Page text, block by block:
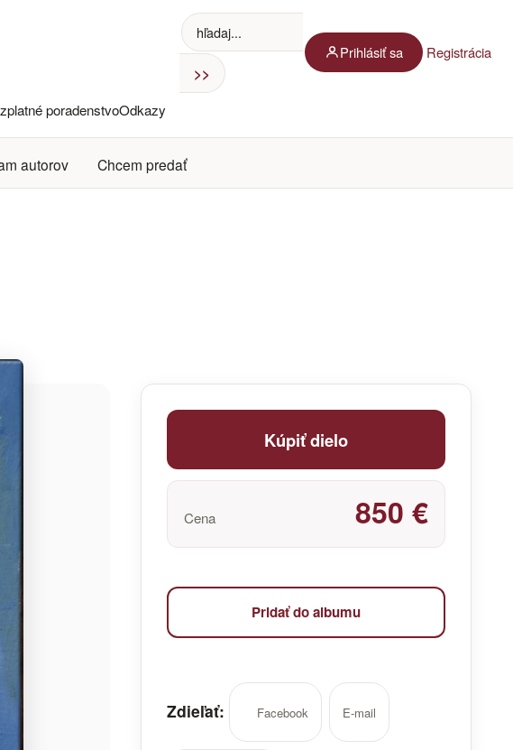
poradenstvoOdkazy
Prihlásiť sa Registrácia
autorov Chcem predať
Kúpiť dielo
Cena 850 €
Pridať do albumu
Zdieľať: Facebook E-mail